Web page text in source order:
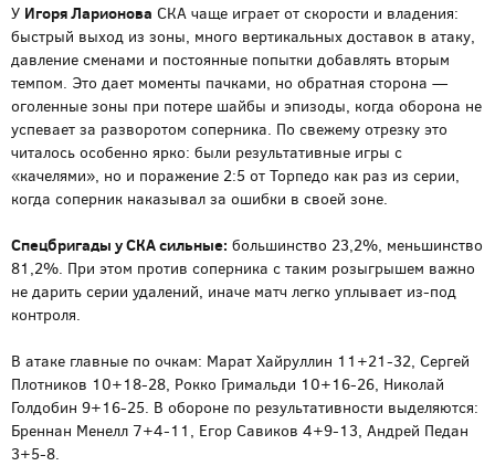
У Игоря Ларионова СКА чаще играет от скорости и владения:
быстрый выход из зоны, много вертикальных доставок в атаку,
давление сменами и постоянные попытки добавлять вторым
темпом. Это дает моменты пачками, но обратная сторона —
оголенные зоны при потере шайбы и эпизоды, когда оборона не
успевает за разворотом соперника. По свежему отрезку это
читалось особенно ярко: были результативные игры с
«качелями», но и поражение 2:5 от Торпедо как раз из серии,
когда соперник наказывал за ошибки в своей зоне.
Спецбригады у СКА сильные: большинство 23,2%, меньшинство
81,2%. При этом против соперника с таким розыгрышем важно
не дарить серии удалений, иначе матч легко уплывает из-под
контроля.
В атаке главные по очкам: Марат Хайруллин 11+21-32, Сергей
Плотников 10+18-28, Рокко Гримальди 10+16-26, Николай
Голдобин 9+16-25. В обороне по результативности выделяются:
Бреннан Менелл 7+4-11, Егор Савиков 4+9-13, Андрей Педан
3+5-8.